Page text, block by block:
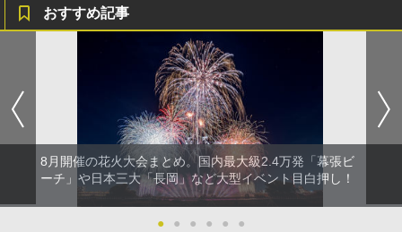
おすすめ記事
8月開催の花火大会まとめ。国内最大級2.4万発「幕張ビ
ーチ」や日本三大「長岡」など大型イベント目白押し！
● ● ● ● ● ●